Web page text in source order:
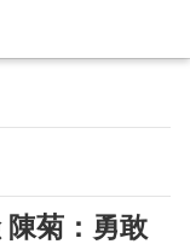
陳菊：勇敢